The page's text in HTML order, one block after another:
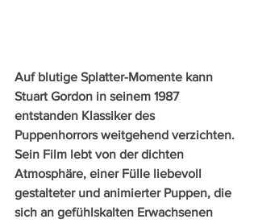
Auf blutige Splatter-Momente kann
Stuart Gordon in seinem 1987
entstanden Klassiker des
Puppenhorrors weitgehend verzichten.
Sein Film lebt von der dichten
Atmosphäre, einer Fülle liebevoll
gestalteter und animierter Puppen, die
sich an gefühlskalten Erwachsenen